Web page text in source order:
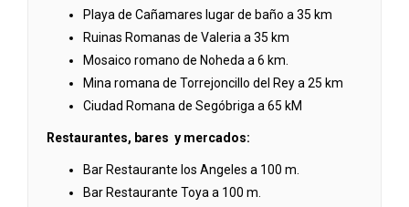
Playa de Cañamares lugar de baño a 35 km
Ruinas Romanas de Valeria a 35 km
Mosaico romano de Noheda a 6 km.
Mina romana de Torrejoncillo del Rey a 25 km
Ciudad Romana de Segóbriga a 65 kM
Restaurantes, bares y mercados:
Bar Restaurante los Angeles a 100 m.
Bar Restaurante Toya a 100 m.